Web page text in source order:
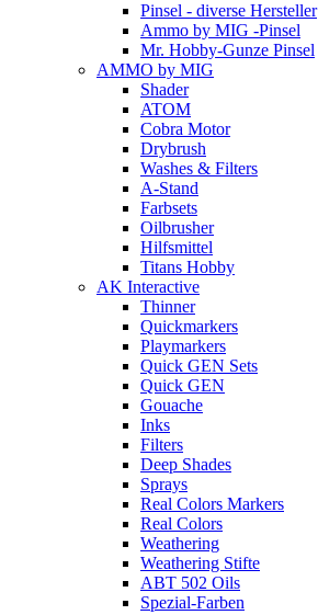
Pinsel - diverse Hersteller
Ammo by MIG -Pinsel
Mr. Hobby-Gunze Pinsel
AMMO by MIG
Shader
ATOM
Cobra Motor
Drybrush
Washes & Filters
A-Stand
Farbsets
Oilbrusher
Hilfsmittel
Titans Hobby
AK Interactive
Thinner
Quickmarkers
Playmarkers
Quick GEN Sets
Quick GEN
Gouache
Inks
Filters
Deep Shades
Sprays
Real Colors Markers
Real Colors
Weathering
Weathering Stifte
ABT 502 Oils
Spezial-Farben